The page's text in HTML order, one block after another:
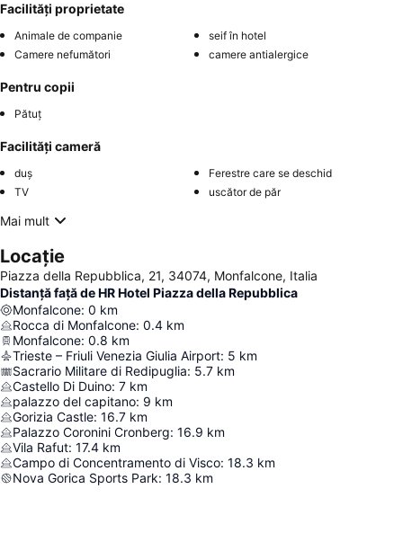
Facilități proprietate
Animale de companie
seif în hotel
Camere nefumători
camere antialergice
Pentru copii
Pătuț
Facilități cameră
duș
Ferestre care se deschid
TV
uscător de păr
Mai mult
Locație
Piazza della Repubblica, 21, 34074, Monfalcone, Italia
Distanță față de HR Hotel Piazza della Repubblica
Monfalcone: 0 km
Rocca di Monfalcone: 0.4 km
Monfalcone: 0.8 km
Trieste – Friuli Venezia Giulia Airport: 5 km
Sacrario Militare di Redipuglia: 5.7 km
Castello Di Duino: 7 km
palazzo del capitano: 9 km
Gorizia Castle: 16.7 km
Palazzo Coronini Cronberg: 16.9 km
Vila Rafut: 17.4 km
Campo di Concentramento di Visco: 18.3 km
Nova Gorica Sports Park: 18.3 km